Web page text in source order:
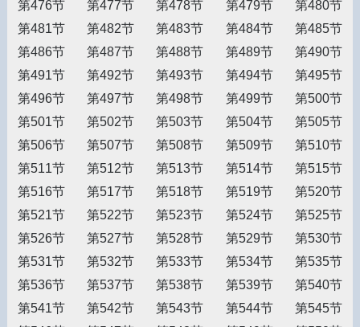
第476节
第477节 第478节 第479节
第480节
第481节
第482节 第483节 第484节
第485节
第486节
第487节 第488节 第489节
第490节
第491节
第492节 第493节 第494节
第495节
第496节
第497节 第498节 第499节
第500节
第501节
第502节 第503节 第504节
第505节
第506节
第507节 第508节 第509节
第510节
第511节
第512节 第513节 第514节
第515节
第516节
第517节 第518节 第519节
第520节
第521节
第522节 第523节 第524节
第525节
第526节
第527节 第528节 第529节
第530节
第531节
第532节 第533节 第534节
第535节
第536节
第537节 第538节 第539节
第540节
第541节
第542节 第543节 第544节
第545节